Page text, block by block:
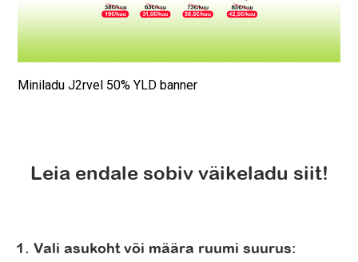
Miniladu J2rvel 50% YLD banner
Leia endale sobiv väikeladu siit!
1. Vali asukoht või määra ruumi suurus: